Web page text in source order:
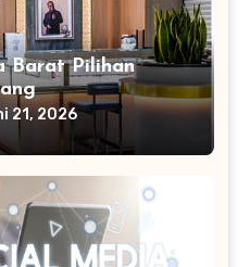
Barat Pilihan
21, 2026